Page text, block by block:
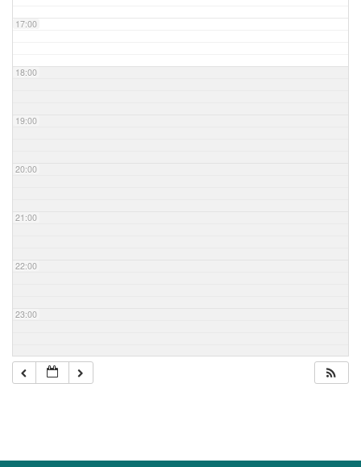
17:00
18:00
19:00
20:00
21:00
22:00
23:00